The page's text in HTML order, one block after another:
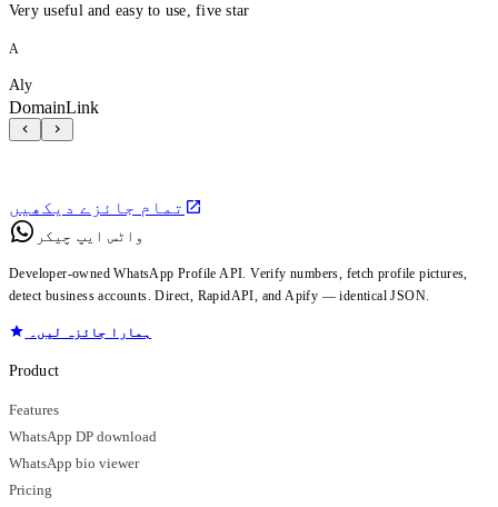
Very useful and easy to use, five star
A
Aly
DomainLink
تمام جائزے دیکھیں
واٹس ایپ چیکر
Developer-owned WhatsApp Profile API. Verify numbers, fetch profile pictures,
detect business accounts. Direct, RapidAPI, and Apify — identical JSON.
ہمارا جائزہ لیں۔
Product
Features
WhatsApp DP download
WhatsApp bio viewer
Pricing